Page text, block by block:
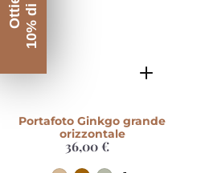
Portafoto Ginkgo grande
orizzontale
Prezzo
36,00 €